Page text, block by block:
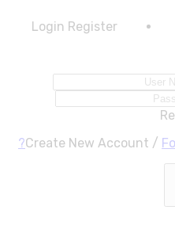
Login Register
Create New Account /